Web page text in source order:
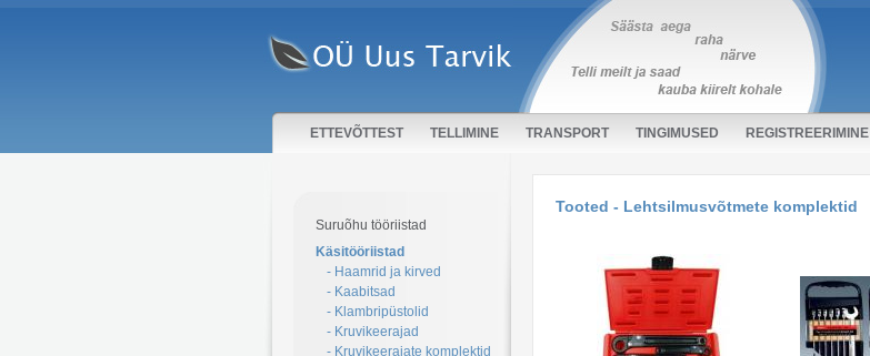
ETTEVÕTTEST TELLIMINE TRANSPORT TINGIMUSED REGISTREERIMINE
Suruõhu tööriistad
Käsitööriistad
- Haamrid ja kirved
- Kaabitsad
- Klambripüstolid
- Kruvikeerajad
- Kruvikeerajate komplektid
Tooted - Lehtsilmusvõtmete komplektid